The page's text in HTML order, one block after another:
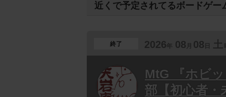
近くで予定されてるボードゲー
終了 2026年 08 月 08 土
MtG 『ホビ
部【初心者・